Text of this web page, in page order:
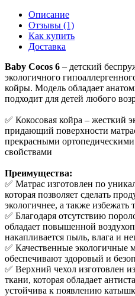
Описание
Отзывы (1)
Как купить
Доставка
Baby Cocos 6 – детский
экологичного
койры. Модель обладает
подходит для детей любого
✅ Кокосовая койра – жесткий
придающий поверхности
прекрасными
свойствами
Преимущества:
✅ Матрас изготовлен по
которая позволяет сделать
экологичнее, а также избежать
✅ Благодаря отсутствию
обладает повышенной
накапливается пыль, влага и
✅ Качественные экологичные
обеспечивают здоровый и
✅ Верхний чехол изготовлен
ткани, которая обладает
устойчива к появлению